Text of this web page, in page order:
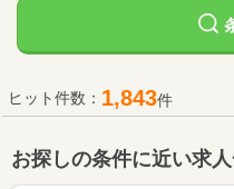
ヒット件数： 1,843件
お探しの条件に近い求